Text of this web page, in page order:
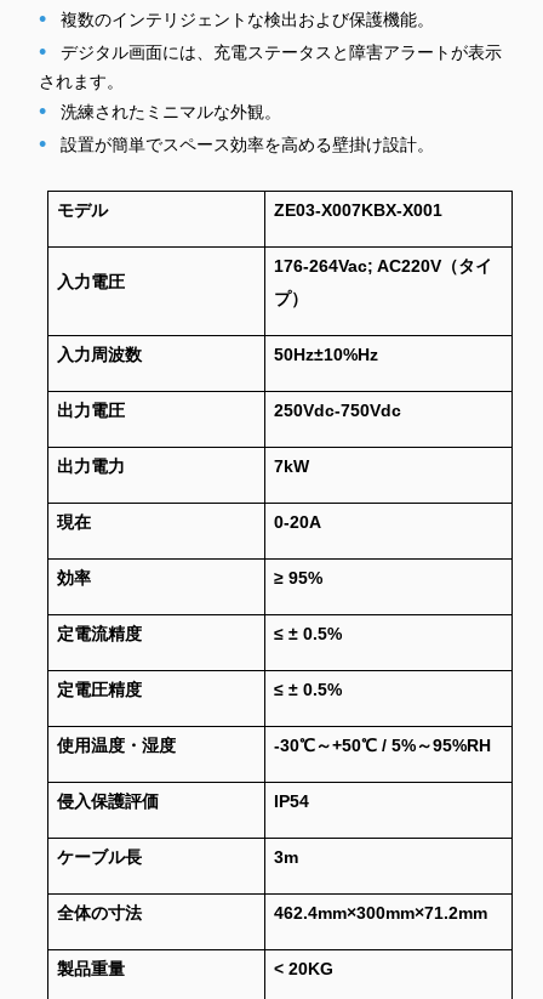
• 複数のインテリジェントな検出および保護機能。
•
デジタル画面には、充電ステータスと障害アラートが表示
されます。
• 洗練されたミニマルな外観。
• 設置が簡単でスペース効率を高める壁掛け設計。
モデル ZE03-X007KBX-X001
入力電圧
176-264Vac; AC220V（タイ
プ）
入力周波数 50Hz±10%Hz
出力電圧 250Vdc-750Vdc
出力電力 7kW
現在 0-20A
効率 ≥ 95%
定電流精度 ≤ ± 0.5%
定電圧精度 ≤ ± 0.5%
使用温度・湿度 -30℃～+50℃ / 5%～95%RH
侵入保護評価 IP54
ケーブル長 3m
全体の寸法 462.4mm×300mm×71.2mm
製品重量 < 20KG